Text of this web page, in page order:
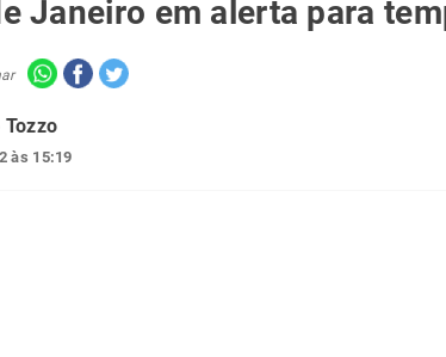
Janeiro em alerta para
às 15:19